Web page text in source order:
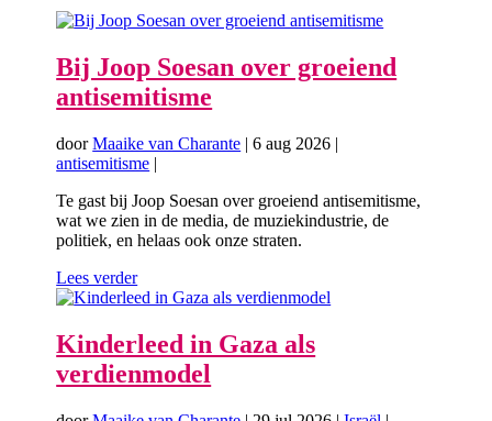
Bij Joop Soesan over groeiend
antisemitisme
doorMaaike van Charante |6 aug 2026 |
antisemitisme |
Te gast bij Joop Soesan over groeiend antisemitisme,
wat we zien in de media, de muziekindustrie, de
politiek, en helaas ook onze straten.
Lees verder
Kinderleed in Gaza als
verdienmodel